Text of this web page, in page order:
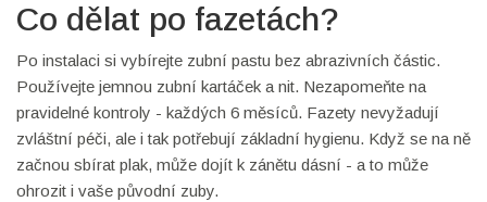
Co dělat po fazetách?
Po instalaci si vybírejte zubní pastu bez abrazivních částic.
Používejte jemnou zubní kartáček a nit. Nezapomeňte na
pravidelné kontroly - každých 6 měsíců. Fazety nevyžadují
zvláštní péči, ale i tak potřebují základní hygienu. Když se na ně
začnou sbírat plak, může dojít k zánětu dásní - a to může
ohrozit i vaše původní zuby.